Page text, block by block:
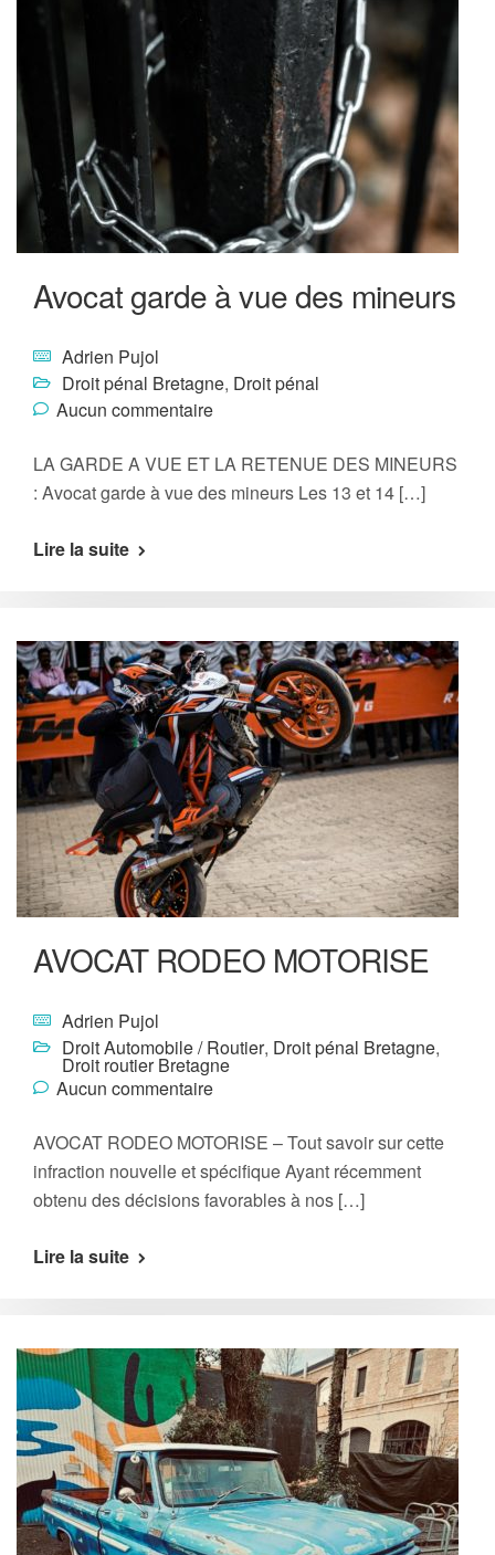
Avocat garde à vue des mineurs
Adrien Pujol
Droit pénal Bretagne, Droit pénal
Aucun commentaire
LA GARDE A VUE ET LA RETENUE DES MINEURS
: Avocat garde à vue des mineurs Les 13 et 14 […]
Lire la suite
AVOCAT RODEO MOTORISE
Adrien Pujol
Droit Automobile / Routier, Droit pénal Bretagne,
Droit routier Bretagne
Aucun commentaire
AVOCAT RODEO MOTORISE – Tout savoir sur cette
infraction nouvelle et spécifique Ayant récemment
obtenu des décisions favorables à nos […]
Lire la suite